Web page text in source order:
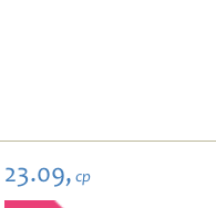
23.09, ср